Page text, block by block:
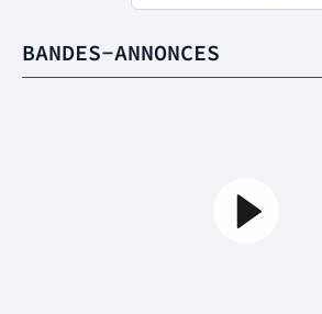
BANDES-ANNONCES